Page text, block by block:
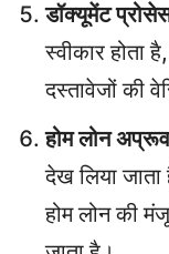
डॉक्यूमेंट
स्वीकार होता
दस्तावेजों की
होम लोन
देख लिया
होम लोन की